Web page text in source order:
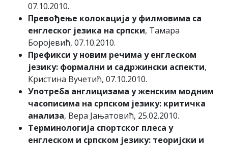
07.10.2010.
Превођење колокација у филмовима са
енглеског језика на српски, Тамара
Боројевић, 07.10.2010.
Префикси у новим речима у енглеском
језику: формални и садржински аспекти,
Кристина Вучетић, 07.10.2010.
Употреба англицизама у женским модним
часописима на српском језику: критичка
анализа, Вера Јањатовић, 25.02.2010.
Терминологија спортског плеса у
енглеском и српском језику: теоријски и